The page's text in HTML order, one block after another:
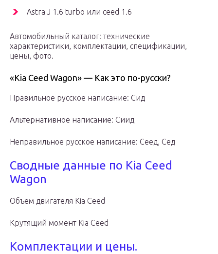
Аstra J 1.6 turbo или ceed 1.6
Автомобильный каталог: технические
характеристики, комплектации, спецификации,
цены, фото.
«Kia Ceed Wagon» — Как это по-русски?
Правильное русское написание: Сид
Альтернативное написание: Сиид
Неправильное русское написание: Сеед, Сед
Сводные данные по Kia Ceed
Wagon
Объем двигателя Kia Ceed
Крутящий момент Kia Ceed
Комплектации и цены.